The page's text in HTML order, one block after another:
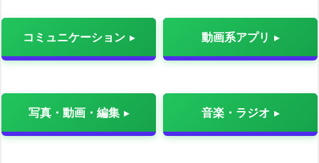
コミュニケーション 動画系アプリ
写真・動画・編集 音楽・ラジオ